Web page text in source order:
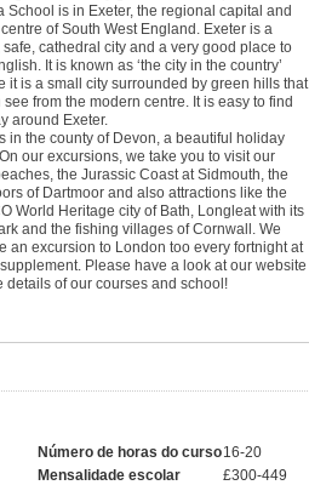
School is in Exeter, the regional capital and
of South West England. Exeter is a
safe, cathedral city and a very good place to
It is known as ‘the city in the country’
it is a small city surrounded by green hills that
see from the modern centre. It is easy to find
around Exeter.
in the county of Devon, a beautiful holiday
our excursions, we take you to visit our
the Jurassic Coast at Sidmouth, the
of Dartmoor and also attractions like the
World Heritage city of Bath, Longleat with its
and the fishing villages of Cornwall. We
an excursion to London too every fortnight at
Please have a look at our website
details of our courses and school!
Número de horas do curso16-20
Mensalidade escolar
£300-449